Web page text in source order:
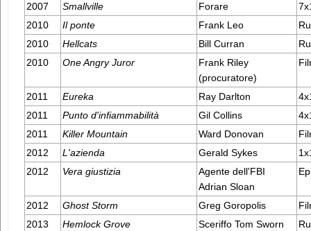
2007
Smallville Forare
2010
Il ponte Frank Leo
2010
Hellcats Bill Curran
2010
One Angry Juror
Frank Riley
(procuratore)
2011 Eureka Ray Darlton
2011
Punto d'infiammabilità Gil Collins
2011
Killer Mountain Ward Donovan
2012
L'azienda Gerald Sykes
2012
Vera giustizia
Agente dell'FBI
Adrian Sloan
2012 Ghost Storm Greg Goropolis
2013
Hemlock Grove Sceriffo Tom Sworn